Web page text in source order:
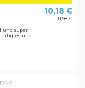
10,18 €
11,98 €
und super
und